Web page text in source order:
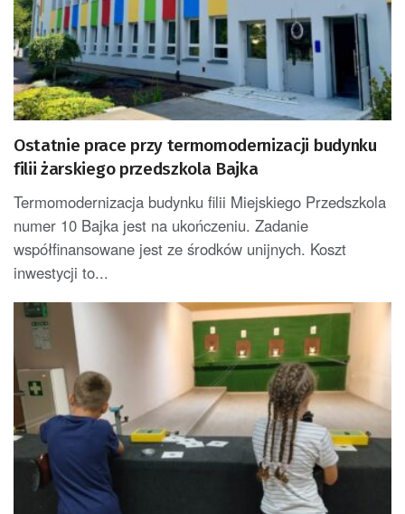
Ostatnie prace przy termomodernizacji budynku
filii żarskiego przedszkola Bajka
Termomodernizacja budynku filii Miejskiego Przedszkola
numer 10 Bajka jest na ukończeniu. Zadanie
współfinansowane jest ze środków unijnych. Koszt
inwestycji to...